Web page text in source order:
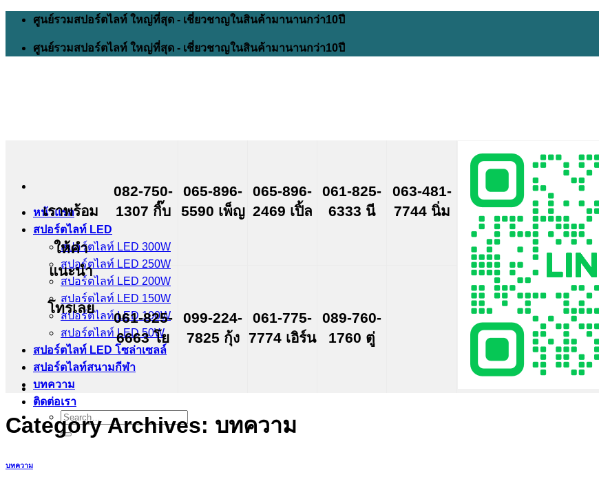
Skip
ศูนย์รวมสปอร์ตไลท์ ใหญ่ที่สุด - เชี่ยวชาญในสินค้ามานานกว่า10ปี
ศูนย์รวมสปอร์ตไลท์ ใหญ่ที่สุด - เชี่ยวชาญในสินค้ามานานกว่า10ปี
หน้าแรก
สปอร์ตไลท์ LED
สปอร์ตไลท์ LED 300W
สปอร์ตไลท์ LED 250W
สปอร์ตไลท์ LED 200W
สปอร์ตไลท์ LED 150W
สปอร์ตไลท์ LED 100W
สปอร์ตไลท์ LED 50W
สปอร์ตไลท์ LED โซล่าเซลล์
สปอร์ตไลท์สนามกีฬา
บทความ
ติดต่อเรา
Search
for:
เราพร้อม
ให้คำ
แนะนำ
โทรเลย
082-750-
1307 กิ๊บ
065-896-
5590 เพ็ญ
065-896-
2469 เปิ้ล
061-825-
6333 นี
063-481-
7744 นิ่ม
061-825-
6663 โย
099-224-
7825 กุ้ง
061-775-
7774 เอิร์น
089-760-
1760 ตู่
Category Archives: บทความ
บทความ